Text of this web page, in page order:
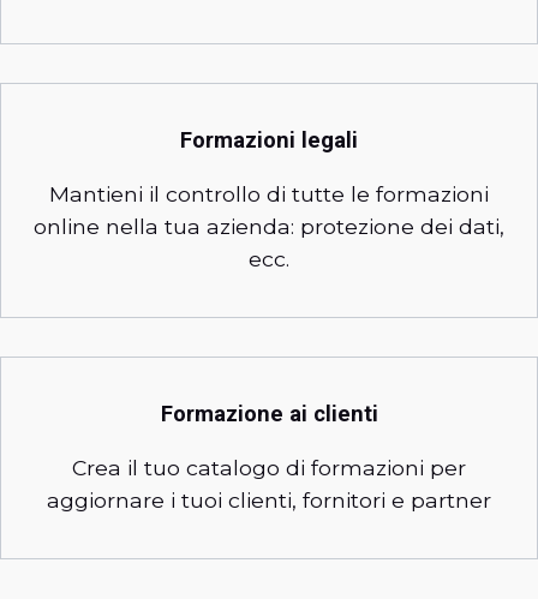
Formazioni legali
Mantieni il controllo di tutte le formazioni
online nella tua azienda: protezione dei dati,
ecc.
Formazione ai clienti
Crea il tuo catalogo di formazioni per
aggiornare i tuoi clienti, fornitori e partner